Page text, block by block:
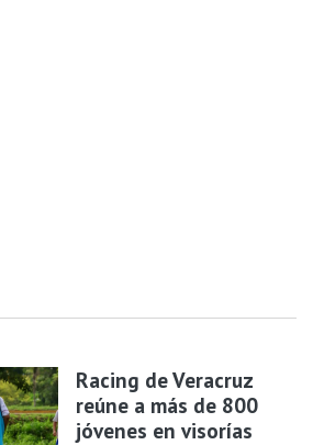
Racing de Veracruz
reúne a más de 800
jóvenes en visorías